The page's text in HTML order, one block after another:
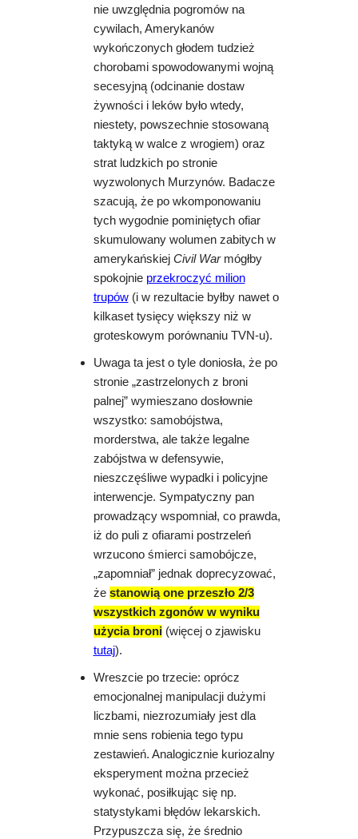
nie uwzględnia pogromów na
cywilach, Amerykanów
wykończonych głodem tudzież
chorobami spowodowanymi wojną
secesyjną (odcinanie dostaw
żywności i leków było wtedy,
niestety, powszechnie stosowaną
taktyką w walce z wrogiem) oraz
strat ludzkich po stronie
wyzwolonych Murzynów. Badacze
szacują, że po wkomponowaniu
tych wygodnie pominiętych ofiar
skumulowany wolumen zabitych w
amerykańskiej Civil Warmógłby
spokojnie przekroczyć milion
trupów(i w rezultacie byłby nawet o
kilkaset tysięcy większy niż w
groteskowym porównaniu TVN-u).
Uwaga ta jest o tyle doniosła, że po
stronie „zastrzelonych z broni
palnej” wymieszano dosłownie
wszystko: samobójstwa,
morderstwa, ale także legalne
zabójstwa w defensywie,
nieszczęśliwe wypadki i policyjne
interwencje. Sympatyczny pan
prowadzący wspomniał, co prawda,
iż do puli z ofiarami postrzeleń
wrzucono śmierci samobójcze,
„zapomniał” jednak doprecyzować,
że stanowią one przeszło 2/3
wszystkich zgonów w wyniku
użycia broni(więcej o zjawisku
tutaj).
Wreszcie po trzecie: oprócz
emocjonalnej manipulacji dużymi
liczbami, niezrozumiały jest dla
mnie sens robienia tego typu
zestawień. Analogicznie kuriozalny
eksperyment można przecież
wykonać, posiłkując się np.
statystykami błędów lekarskich.
Przypuszcza się, że średnio